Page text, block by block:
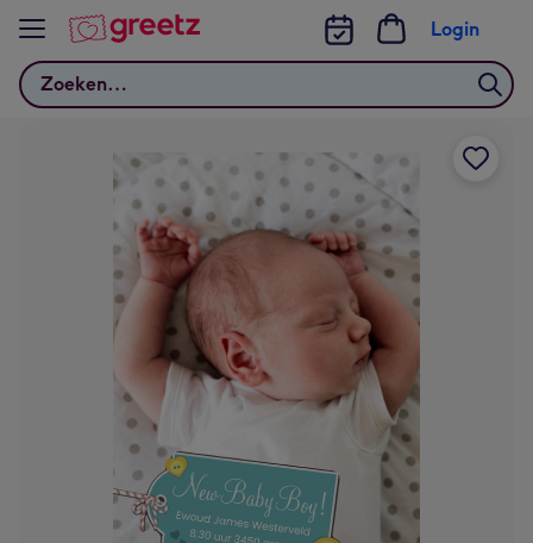
Bekijk meer
Zoeken
Login